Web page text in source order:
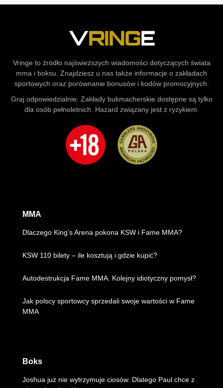
Vringe to źródło najświeższych wiadomości dotyczących świata
mma i boksu. Znajdziesz u nas także informacje o zakładach
sportowych oraz porównanie bonusów i kodów promocyjnych.
Graj odpowiedzialnie. Zakłady bukmacherskie dostępne są tylko
dla osób pełnoletnich. Hazard związany jest z ryzykiem.
MMA
Dlaczego King’s Arena pokona KSW i Fame MMA?
KSW 110 bilety – ile kosztują i gdzie kupić?
Autodestrukcja Fame MMA. Kolejny idiotyczny pomysł?
Jak polscy sportowcy sprzedali swoje wartości w Fame
MMA
Boks
Joshua już nie wytrzymuje ciosów. Dlatego Paul chce z